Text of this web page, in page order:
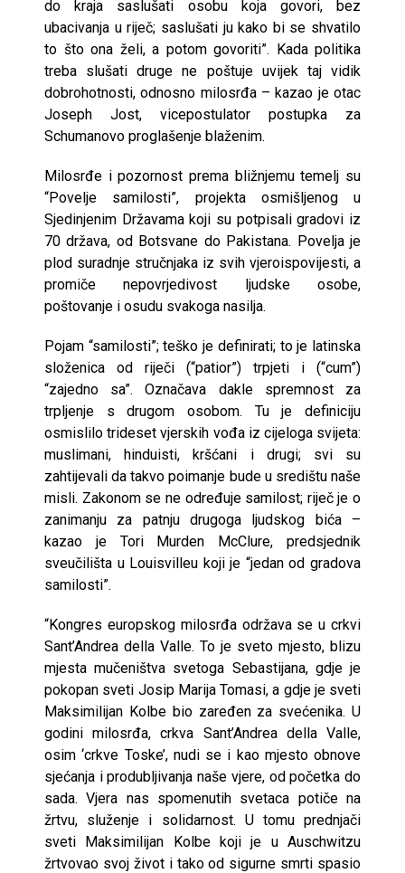
do kraja saslušati osobu koja govori, bez
ubacivanja u riječ; saslušati ju kako bi se shvatilo
to što ona želi, a potom govoriti”. Kada politika
treba slušati druge ne poštuje uvijek taj vidik
dobrohotnosti, odnosno milosrđa – kazao je otac
Joseph Jost, vicepostulator postupka za
Schumanovo proglašenje blaženim.
Milosrđe i pozornost prema bližnjemu temelj su
“Povelje samilosti”, projekta osmišljenog u
Sjedinjenim Državama koji su potpisali gradovi iz
70 država, od Botsvane do Pakistana. Povelja je
plod suradnje stručnjaka iz svih vjeroispovijesti, a
promiče nepovrjedivost ljudske osobe,
poštovanje i osudu svakoga nasilja.
Pojam “samilosti”; teško je definirati; to je latinska
složenica od riječi (“patior”) trpjeti i (“cum”)
“zajedno sa”. Označava dakle spremnost za
trpljenje s drugom osobom. Tu je definiciju
osmislilo trideset vjerskih vođa iz cijeloga svijeta:
muslimani, hinduisti, kršćani i drugi; svi su
zahtijevali da takvo poimanje bude u središtu naše
misli. Zakonom se ne određuje samilost; riječ je o
zanimanju za patnju drugoga ljudskog bića –
kazao je Tori Murden McClure, predsjednik
sveučilišta u Louisvilleu koji je “jedan od gradova
samilosti”.
“Kongres europskog milosrđa održava se u crkvi
Sant’Andrea della Valle. To je sveto mjesto, blizu
mjesta mučeništva svetoga Sebastijana, gdje je
pokopan sveti Josip Marija Tomasi, a gdje je sveti
Maksimilijan Kolbe bio zaređen za svećenika. U
godini milosrđa, crkva Sant’Andrea della Valle,
osim ‘crkve Toske’, nudi se i kao mjesto obnove
sjećanja i produbljivanja naše vjere, od početka do
sada. Vjera nas spomenutih svetaca potiče na
žrtvu, služenje i solidarnost. U tomu prednjači
sveti Maksimilijan Kolbe koji je u Auschwitzu
žrtvovao svoj život i tako od sigurne smrti spasio